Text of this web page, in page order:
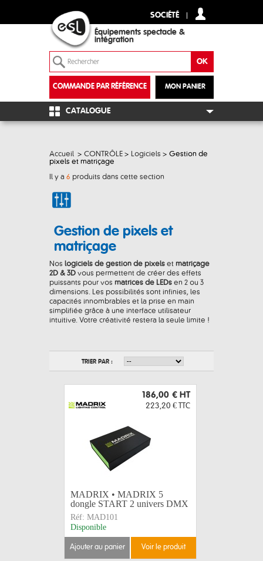
SOCIÉTÉ
Équipements spectacle &
intégration
MON PANIER
COMMANDE PAR RÉFÉRENCE
+
CATALOGUE
Accueil > CONTRÔLE > Logiciels > Gestion de
pixels et matriçage
Il y a 6 produits dans cette section
Gestion de pixels et
matriçage
Nos logiciels de gestion de pixels et matriçage
2D & 3D vous permettent de créer des effets
puissants pour vos matrices de LEDs en 2 ou 3
dimensions. Les possibilités sont infinies, les
capacités innombrables et la prise en main
simplifiée grâce à une interface utilisateur
intuitive. Votre créativité restera la seule limite !
TRIER PAR :
186,00 € HT
223,20 € TTC
MADRIX • MADRIX 5
dongle START 2 univers DMX
Réf: MAD101
Disponible
ajouter au panier voir le produit